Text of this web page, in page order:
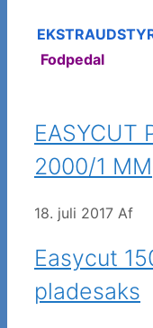
Fodpedal
EASYCUT
2000/1 MM
18. juli 2017 Af
Easycut
pladesaks